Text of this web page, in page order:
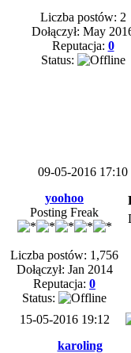
Liczba postów: 2
Dołączył: May
Reputacja: 0
Status:
09-05-2016 17:10
yoohoo
Posting Freak
Liczba postów: 1,756
Dołączył: Jan 2014
Reputacja: 0
Status:
15-05-2016 19:12
karoling